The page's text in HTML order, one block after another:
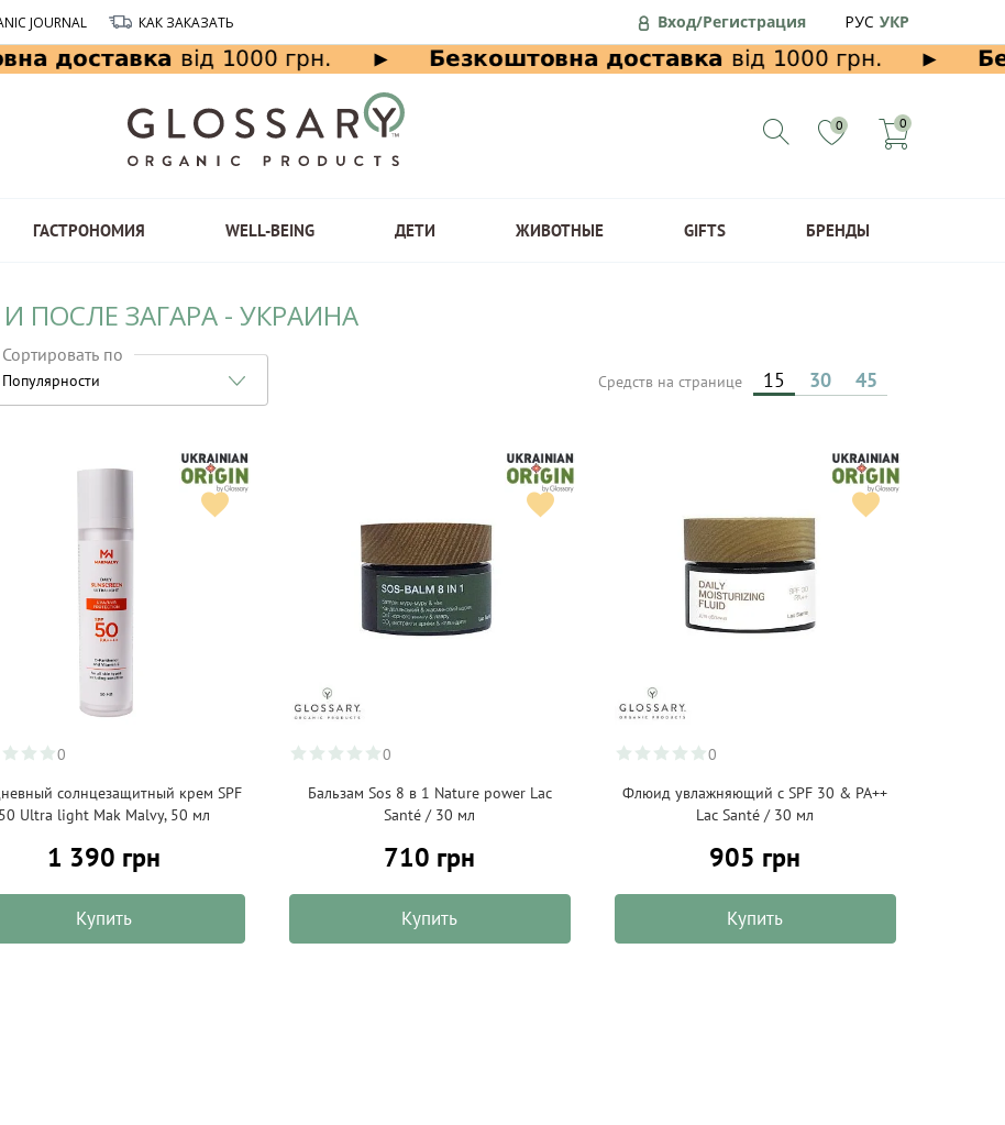
JOURNAL КАК ЗАКАЗАТЬ Вход/Регистрация РУС УКР
0 0
ГАСТРОНОМИЯ WELL-BEING ДЕТИ ЖИВОТНЫЕ GIFTS БРЕНДЫ
ПОСЛЕ ЗАГАРА - УКРАИНА
Сортировать по
Популярности Средств на странице 15 30 45
0
солнцезащитный крем SPF
50 Ultra light Mak Malvy, 50 мл
1 390 грн
Купить
0
Бальзам Sos 8 в 1 Nature power Lac
Santé / 30 мл
710 грн
Купить
0
Флюид увлажняющий с SPF 30 & PA++
Lac Santé / 30 мл
905 грн
Купить